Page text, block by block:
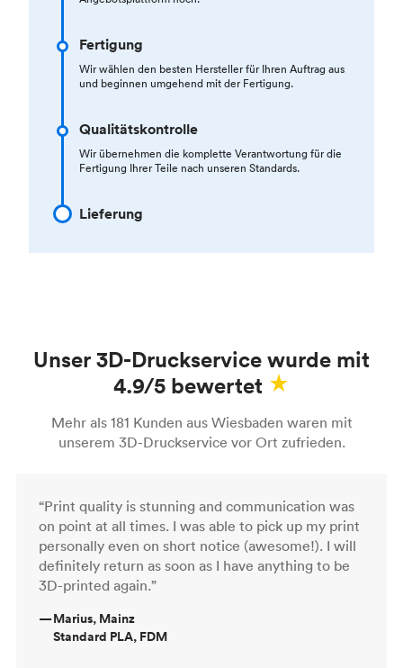
Fertigung
Wir wählen den besten Hersteller für Ihren Auftrag aus
und beginnen umgehend mit der Fertigung.
Qualitätskontrolle
Wir übernehmen die komplette Verantwortung für die
Fertigung Ihrer Teile nach unseren Standards.
Lieferung
Unser 3D-Druckservice wurde mit
4.9/5 bewertet
Mehr als 181 Kunden aus Wiesbaden waren mit
unserem 3D-Druckservice vor Ort zufrieden.
“Print quality is stunning and communication was
on point at all times. I was able to pick up my print
personally even on short notice (awesome!). I will
definitely return as soon as I have anything to be
3D-printed again.”
—Marius, Mainz
Standard PLA, FDM